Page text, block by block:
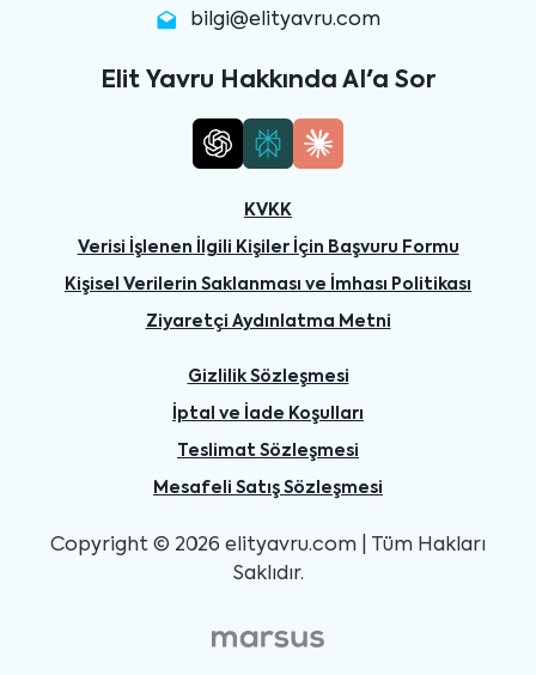
bilgi@elityavru.com
Elit Yavru Hakkında AI'a Sor
KVKK
Verisi İşlenen İlgili Kişiler İçin Başvuru Formu
Kişisel Verilerin Saklanması ve İmhası Politikası
Ziyaretçi Aydınlatma Metni
Gizlilik Sözleşmesi
İptal ve İade Koşulları
Teslimat Sözleşmesi
Mesafeli Satış Sözleşmesi
Copyright © 2026 elityavru.com | Tüm Hakları
Saklıdır.